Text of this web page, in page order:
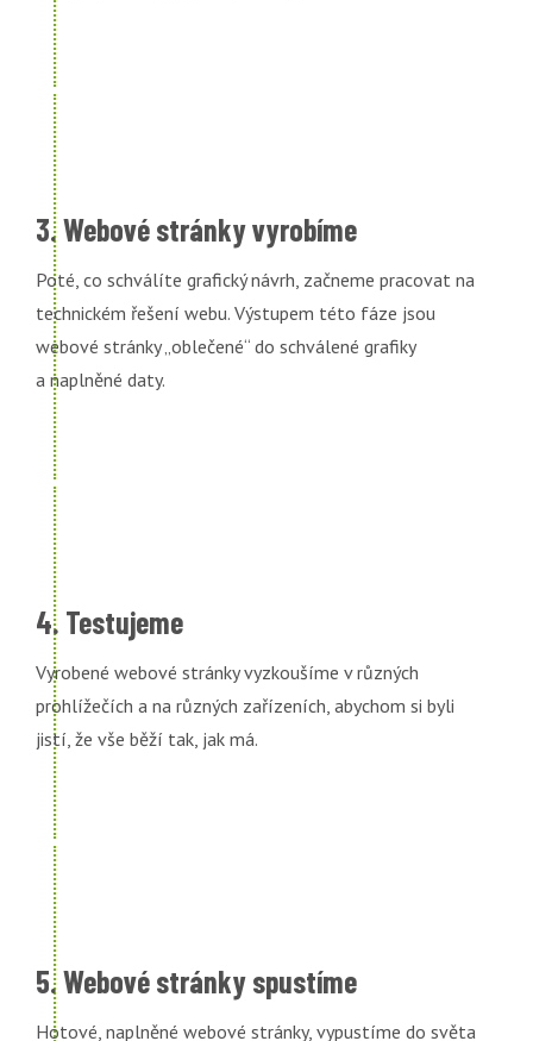
3. Webové stránky vyrobíme
Poté, co schválíte grafický návrh, začneme pracovat na
technickém řešení webu. Výstupem této fáze jsou
webové stránky „oblečené“ do schválené grafiky
a naplněné daty.
4. Testujeme
Vyrobené webové stránky vyzkoušíme v různých
prohlížečích a na různých zařízeních, abychom si byli
jistí, že vše běží tak, jak má.
5. Webové stránky spustíme
Hotové, naplněné webové stránky, vypustíme do světa